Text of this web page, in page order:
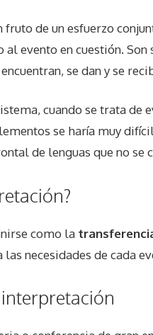
fruto de un esfuerzo
evento en cuestión.
se dan y se
cuando se trata
se haría muy
de lenguas que no se
como la
necesidades de cada